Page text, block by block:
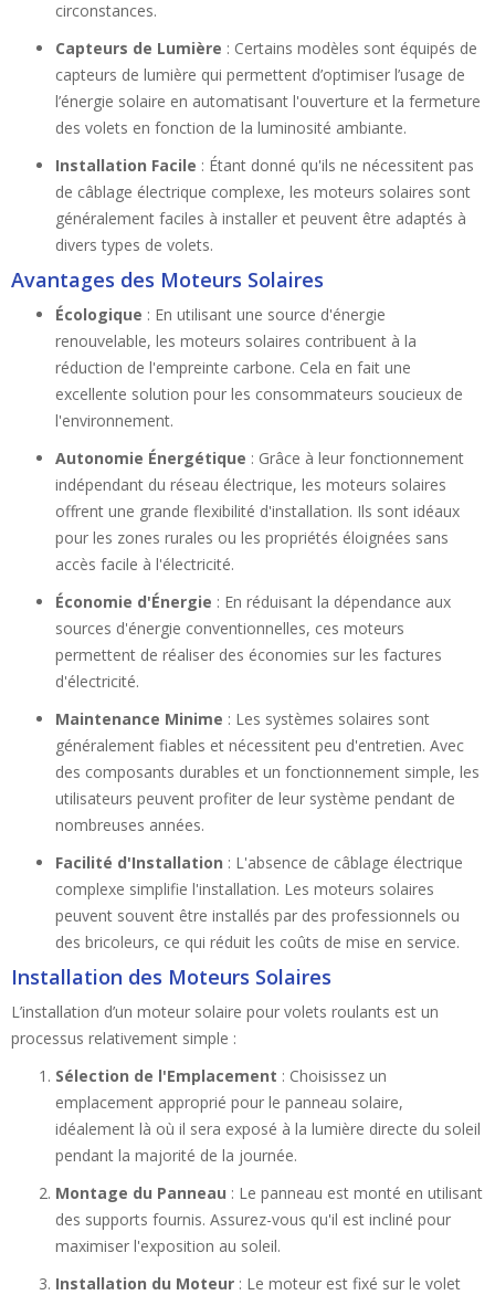
circonstances.
Capteurs de Lumière : Certains modèles sont équipés de
capteurs de lumière qui permettent d’optimiser l’usage de
l’énergie solaire en automatisant l'ouverture et la fermeture
des volets en fonction de la luminosité ambiante.
Installation Facile : Étant donné qu'ils ne nécessitent pas
de câblage électrique complexe, les moteurs solaires sont
généralement faciles à installer et peuvent être adaptés à
divers types de volets.
Avantages des Moteurs Solaires
Écologique : En utilisant une source d'énergie
renouvelable, les moteurs solaires contribuent à la
réduction de l'empreinte carbone. Cela en fait une
excellente solution pour les consommateurs soucieux de
l'environnement.
Autonomie Énergétique : Grâce à leur fonctionnement
indépendant du réseau électrique, les moteurs solaires
offrent une grande flexibilité d'installation. Ils sont idéaux
pour les zones rurales ou les propriétés éloignées sans
accès facile à l'électricité.
Économie d'Énergie : En réduisant la dépendance aux
sources d'énergie conventionnelles, ces moteurs
permettent de réaliser des économies sur les factures
d'électricité.
Maintenance Minime : Les systèmes solaires sont
généralement fiables et nécessitent peu d'entretien. Avec
des composants durables et un fonctionnement simple, les
utilisateurs peuvent profiter de leur système pendant de
nombreuses années.
Facilité d'Installation : L'absence de câblage électrique
complexe simplifie l'installation. Les moteurs solaires
peuvent souvent être installés par des professionnels ou
des bricoleurs, ce qui réduit les coûts de mise en service.
Installation des Moteurs Solaires
L’installation d’un moteur solaire pour volets roulants est un
processus relativement simple :
Sélection de l'Emplacement : Choisissez un
emplacement approprié pour le panneau solaire,
idéalement là où il sera exposé à la lumière directe du soleil
pendant la majorité de la journée.
Montage du Panneau : Le panneau est monté en utilisant
des supports fournis. Assurez-vous qu'il est incliné pour
maximiser l'exposition au soleil.
Installation du Moteur : Le moteur est fixé sur le volet